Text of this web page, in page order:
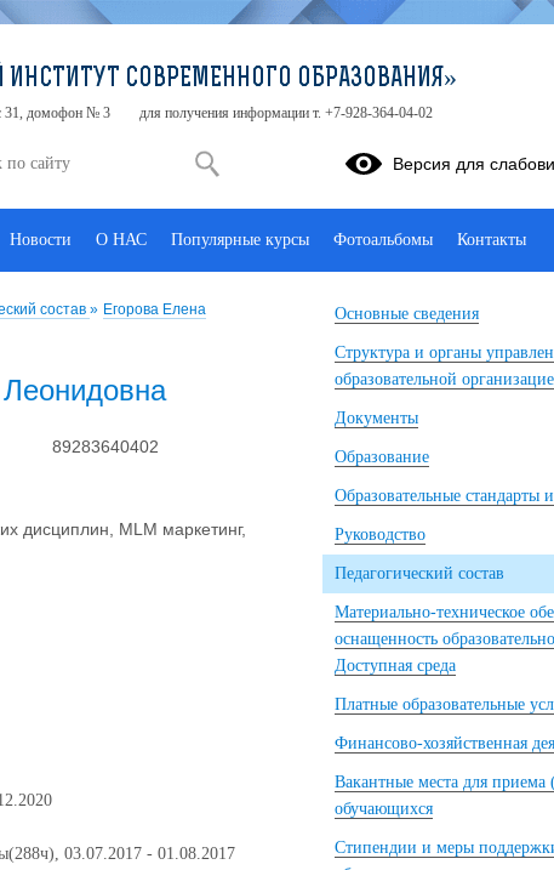
состав » Егорова Елена
89283640402
дисциплин, MLM маркетинг,
03.07.2017 - 01.08.2017
Основные сведения
Структура и органы
образовательной
Документы
Образование
Образовательные стандарты
Руководство
Педагогический состав
Материально-техническое
оснащенность
Доступная среда
Платные образовательные
Финансово-хозяйственная
Вакантные места для приема
обучающихся
Стипендии и меры
СОВРЕМЕННОГО ОБРАЗОВАНИЯ»
31, домофон № 3 для получения информации т. +7-928-364-04-02
Версия для
Новости О НАС Популярные курсы Фотоальбомы Контакты